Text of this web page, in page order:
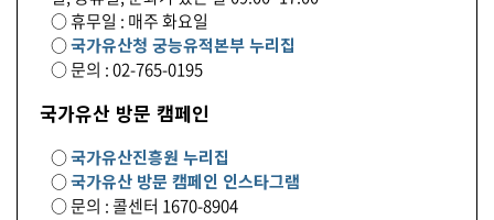
○ 휴무일 : 매주 화요일
○국가유산청 궁능유적본부 누리집
○ 문의 : 02-765-0195
국가유산 방문 캠페인
○국가유산진흥원 누리집
○국가유산 방문 캠페인 인스타그램
○ 문의 : 콜센터 1670-8904